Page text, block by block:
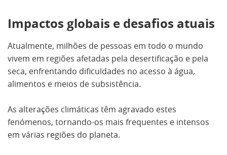
Impactos globais e desafios atuais
Atualmente, milhões de pessoas em todo o mundo
vivem em regiões afetadas pela desertificação e pela
seca, enfrentando dificuldades no acesso à água,
alimentos e meios de subsistência.
As alterações climáticas têm agravado estes
fenómenos, tornando-os mais frequentes e intensos
em várias regiões do planeta.